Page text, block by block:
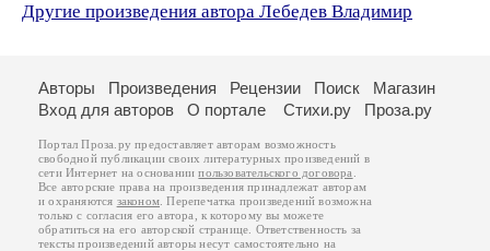
Другие произведения автора Лебедев Владимир
Авторы Произведения Рецензии Поиск
Магазин
Вход для авторов
О портале Стихи.ру Проза.ру
Портал Проза.ру предоставляет авторам возможность
свободной публикации своих литературных произведений в
сети Интернет на основаниипользовательского договора
Все авторские права на произведения принадлежат авторам
и охраняются законом . Перепечатка произведений возможна
только с согласия его автора, к которому вы можете
обратиться на его авторской странице. Ответственность за
тексты произведений авторы несут самостоятельно на